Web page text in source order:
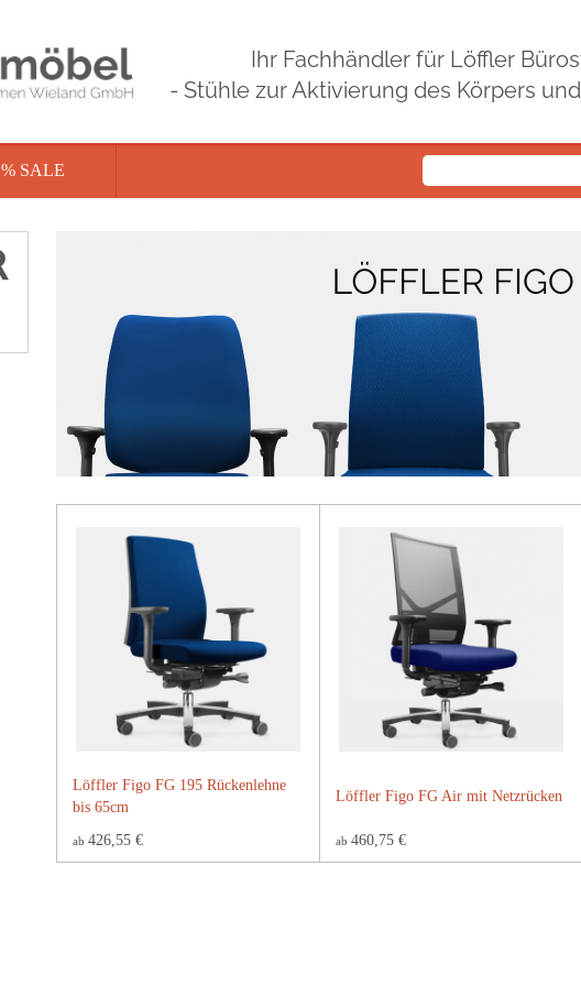
Ihr Fachhändler für Löffler
- Stühle zur Aktivierung des Körpers
% SALE
Löffler Figo FG 195 Rückenlehne
bis 65cm
ab 426,55 €
Löffler Figo FG Air mit Netzrücken
ab 460,75 €